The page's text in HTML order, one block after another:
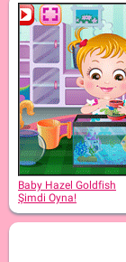
Baby Hazel:
Baby Hazel Goldfish
Şimdi Oyna!